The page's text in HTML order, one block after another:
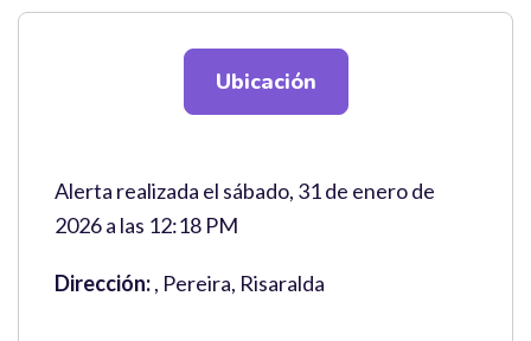
Ubicación
Alerta realizada el sábado, 31 de enero de
2026 a las 12:18 PM
Dirección:, Pereira, Risaralda